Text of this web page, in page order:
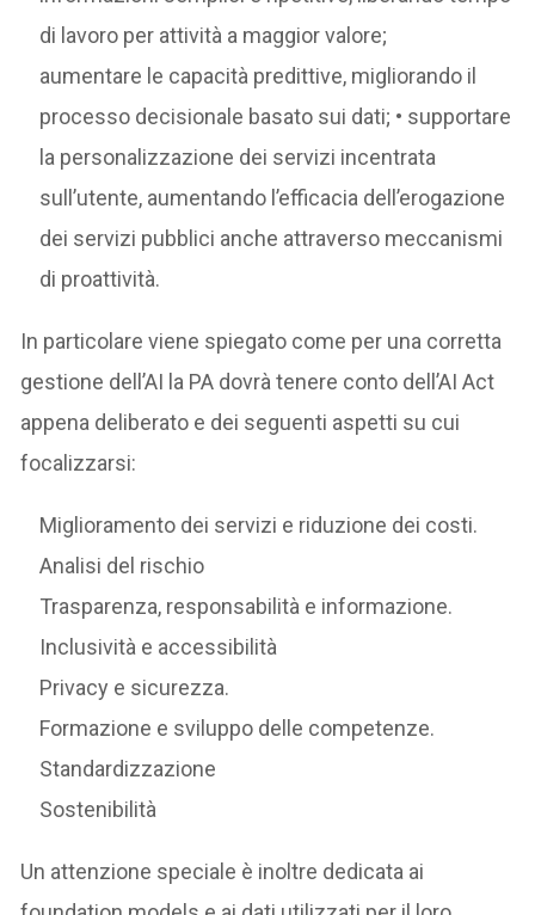
di lavoro per attività a maggior valore;
aumentare le capacità predittive, migliorando il
processo decisionale basato sui dati; • supportare
la personalizzazione dei servizi incentrata
sull’utente, aumentando l’efficacia dell’erogazione
dei servizi pubblici anche attraverso meccanismi
di proattività.
In particolare viene spiegato come per una corretta
gestione dell’AI la PA dovrà tenere conto dell’AI Act
appena deliberato e dei seguenti aspetti su cui
focalizzarsi:
Miglioramento dei servizi e riduzione dei costi.
Analisi del rischio
Trasparenza, responsabilità e informazione.
Inclusività e accessibilità
Privacy e sicurezza.
Formazione e sviluppo delle competenze.
Standardizzazione
Sostenibilità
Un attenzione speciale è inoltre dedicata ai